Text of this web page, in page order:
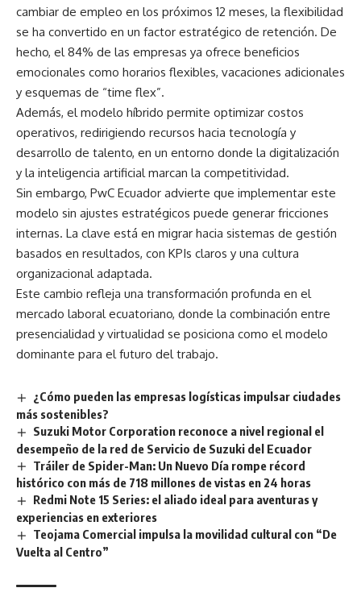
cambiar de empleo en los próximos 12 meses, la flexibilidad
se ha convertido en un factor estratégico de retención. De
hecho, el 84% de las empresas ya ofrece beneficios
emocionales como horarios flexibles, vacaciones adicionales
y esquemas de “time flex”.
Además, el modelo híbrido permite optimizar costos
operativos, redirigiendo recursos hacia tecnología y
desarrollo de talento, en un entorno donde la digitalización
y la inteligencia artificial marcan la competitividad.
Sin embargo, PwC Ecuador advierte que implementar este
modelo sin ajustes estratégicos puede generar fricciones
internas. La clave está en migrar hacia sistemas de gestión
basados en resultados, con KPIs claros y una cultura
organizacional adaptada.
Este cambio refleja una transformación profunda en el
mercado laboral ecuatoriano, donde la combinación entre
presencialidad y virtualidad se posiciona como el modelo
dominante para el futuro del trabajo.
¿Cómo pueden las empresas logísticas impulsar ciudades
más sostenibles?
Suzuki Motor Corporation reconoce a nivel regional el
desempeño de la red de Servicio de Suzuki del Ecuador
Tráiler de Spider-Man: Un Nuevo Día rompe récord
histórico con más de 718 millones de vistas en 24 horas
Redmi Note 15 Series: el aliado ideal para aventuras y
experiencias en exteriores
Teojama Comercial impulsa la movilidad cultural con “De
Vuelta al Centro”